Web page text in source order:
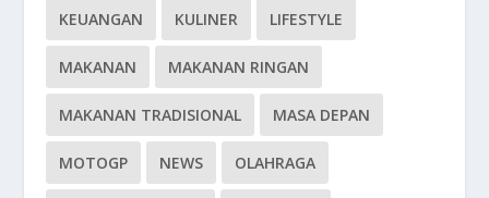
KEUANGAN KULINER LIFESTYLE
MAKANAN MAKANAN RINGAN
MAKANAN TRADISIONAL MASA DEPAN
MOTOGP NEWS OLAHRAGA